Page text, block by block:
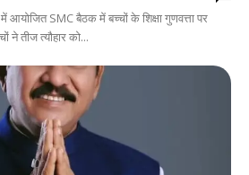
आयोजित SMC बैठक में बच्चों के शिक्षा गुणवत्ता पर
ने तीज त्यौहार को...